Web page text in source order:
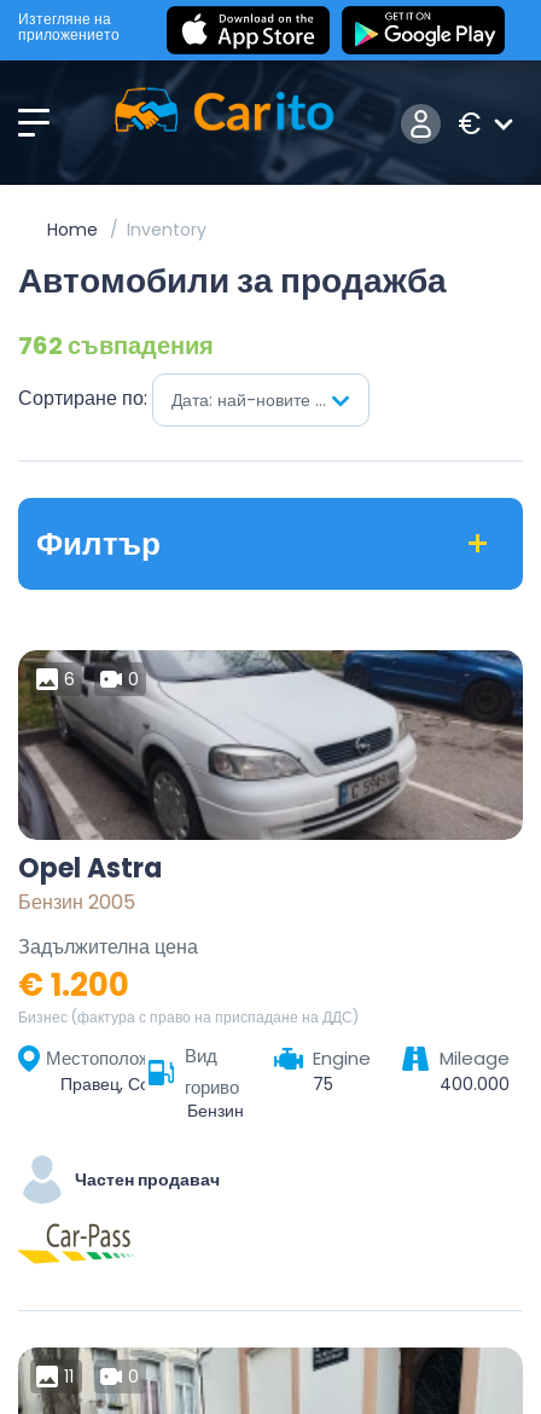
Изтегляне на
приложението
€
Home Inventory
Автомобили за продажба
762 съвпадения
Сортиране по: Дата: най-новите на първо място
Филтър
6 0
Opel Astra
Бензин 2005
Задължителна цена
€ 1.200
Бизнес (фактура с право на приспадане на ДДС)
Местоположение
Правец, Софийска, 2161, България
Вид
гориво
Бензин
Engine
75
Mileage
400.000
Частен продавач
11 0